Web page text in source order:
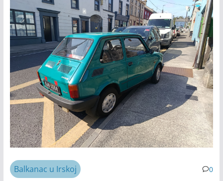
Balkanac u Irskoj 0